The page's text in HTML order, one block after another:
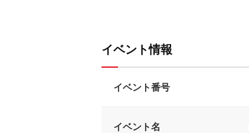
イベント情報
イベント番号
イベント名